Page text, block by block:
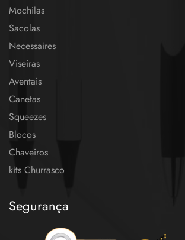
Mochilas
Sacolas
Necessaires
Viseiras
Aventais
Canetas
Squeezes
Blocos
Chaveiros
kits Churrasco
Segurança